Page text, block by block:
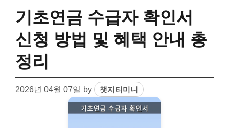
기초연금 수급자 확인서
신청 방법 및 혜택 안내 총
정리
2026년 04월 07일 by 챗지티미니